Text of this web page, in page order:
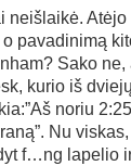
neišlaikė.
pavadinimą
Sako
kurio iš
noriu
Nu
f…ng lapelio